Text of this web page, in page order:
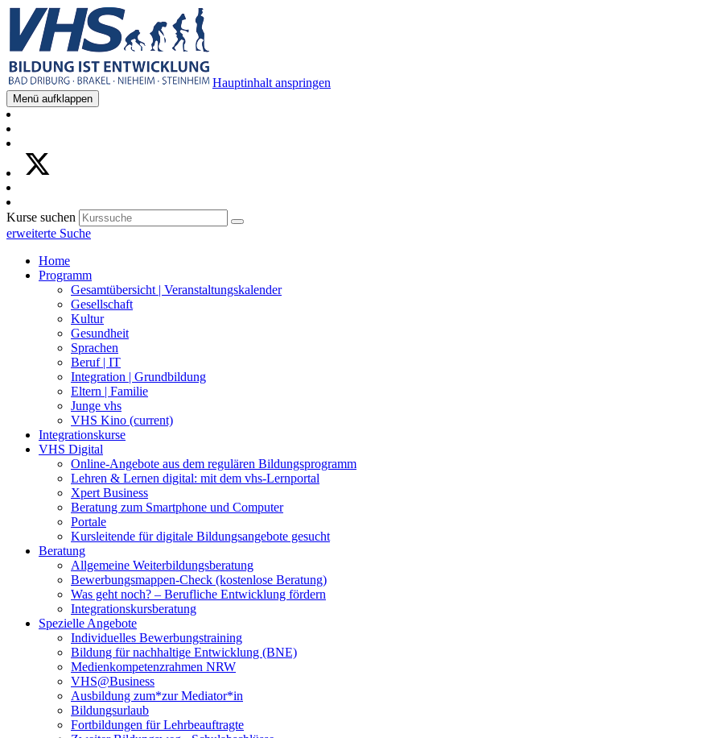
Hauptinhalt anspringen
Menü aufklappen
Kurse suchen
erweiterte Suche
Home
Programm
Gesamtübersicht | Veranstaltungskalender
Gesellschaft
Kultur
Gesundheit
Sprachen
Beruf | IT
Integration | Grundbildung
Eltern | Familie
Junge vhs
VHS Kino (current)
Integrationskurse
VHS Digital
Online-Angebote aus dem regulären Bildungsprogramm
Lehren & Lernen digital: mit dem vhs-Lernportal
Xpert Business
Beratung zum Smartphone und Computer
Portale
Kursleitende für digitale Bildungsangebote gesucht
Beratung
Allgemeine Weiterbildungsberatung
Bewerbungsmappen-Check (kostenlose Beratung)
Was geht noch? – Berufliche Entwicklung fördern
Integrationskursberatung
Spezielle Angebote
Individuelles Bewerbungstraining
Bildung für nachhaltige Entwicklung (BNE)
Medienkompetenzrahmen NRW
VHS@Business
Ausbildung zum*zur Mediator*in
Bildungsurlaub
Fortbildungen für Lehrbeauftragte